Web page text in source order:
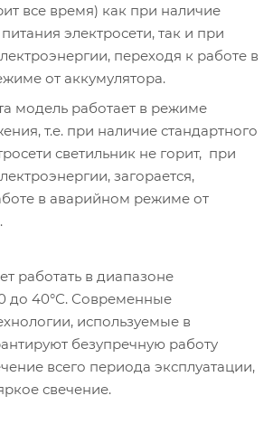
все время) как при наличие
электросети, так и при
переходя к работе в
от аккумулятора.
модель работает в режиме
т.е. при наличие стандартного
светильник не горит, при
загорается,
в аварийном режиме от
работать в диапазоне
до 40°С. Современные
используемые в
безупречную работу
всего периода эксплуатации,
свечение.